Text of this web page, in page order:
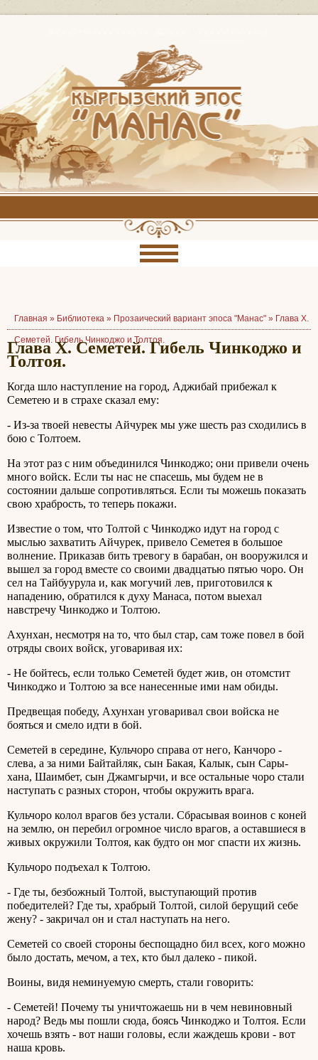
Главная » Библиотека » Прозаический вариант эпоса "Манас" » Глава X.
Семетей. Гибель Чинкоджо и Толтоя.
Глава X. Семетей. Гибель Чинкоджо и
Толтоя.
Когда шло наступление на город, Аджибай прибежал к
Семетею и в страхе сказал ему:
- Из-за твоей невесты Айчурек мы уже шесть раз сходились в
бою с Толтоем.
На этот раз с ним объединился Чинкоджо; они привели очень
много войск. Если ты нас не спасешь, мы будем не в
состоянии дальше сопротивляться. Если ты можешь показать
свою храбрость, то теперь покажи.
Известие о том, что Толтой с Чинкоджо идут на город с
мыслью захватить Айчурек, привело Семетея в большое
волнение. Приказав бить тревогу в барабан, он вооружился и
вышел за город вместе со своими двадцатью пятью чоро. Он
сел на Тайбуурула и, как могучий лев, приготовился к
нападению, обратился к духу Манаса, потом выехал
навстречу Чинкоджо и Толтою.
Ахунхан, несмотря на то, что был стар, сам тоже повел в бой
отряды своих войск, уговаривая их:
- Не бойтесь, если только Семетей будет жив, он отомстит
Чинкоджо и Толтою за все нанесенные ими нам обиды.
Предвещая победу, Ахунхан уговаривал свои войска не
бояться и смело идти в бой.
Семетей в середине, Кульчоро справа от него, Канчоро -
слева, а за ними Байтайляк, сын Бакая, Калык, сын Сары-
хана, Шаимбет, сын Джамгырчи, и все остальные чоро стали
наступать с разных сторон, чтобы окружить врага.
Кульчоро колол врагов без устали. Сбрасывая воинов с коней
на землю, он перебил огромное число врагов, а оставшиеся в
живых окружили Толтоя, как будто он мог спасти их жизнь.
Кульчоро подъехал к Толтою.
- Где ты, безбожный Толтой, выступающий против
победителей? Где ты, храбрый Толтой, силой берущий себе
жену? - закричал он и стал наступать на него.
Семетей со своей стороны беспощадно бил всех, кого можно
было достать, мечом, а тех, кто был далеко - пикой.
Воины, видя неминуемую смерть, стали говорить:
- Семетей! Почему ты уничтожаешь ни в чем невиновный
народ? Ведь мы пошли сюда, боясь Чинкоджо и Толтоя. Если
хочешь взять - вот наши головы, если жаждешь крови - вот
наша кровь.